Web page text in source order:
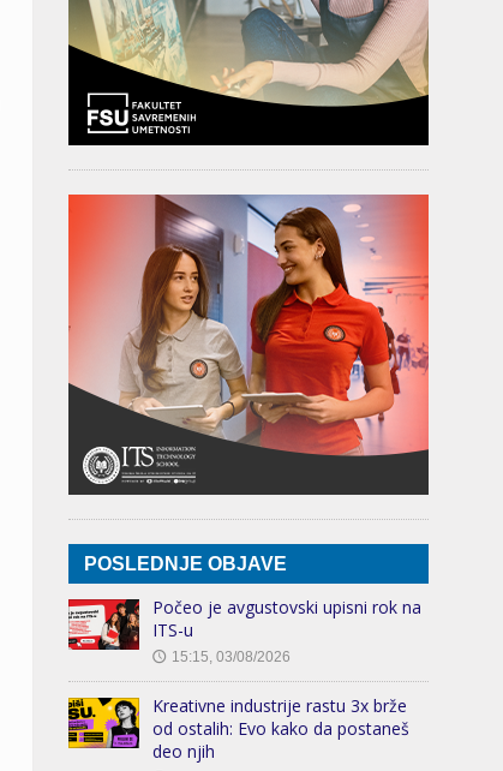
POSLEDNJE OBJAVE
Počeo je avgustovski upisni rok na
ITS-u
🕔 15:15, 03/08/2026
Kreativne industrije rastu 3x brže
od ostalih: Evo kako da postaneš
deo njih